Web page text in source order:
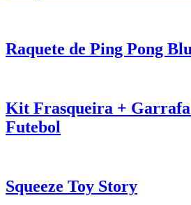
Raquete de Ping Pong
Kit Frasqueira +
Futebol
Squeeze Toy Story